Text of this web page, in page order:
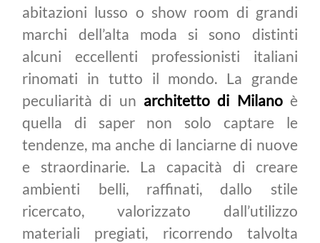
abitazioni lusso o show room di grandi
marchi dell’alta moda si sono distinti
alcuni eccellenti professionisti italiani
rinomati in tutto il mondo. La grande
peculiarità di un architetto di Milanoè
quella di saper non solo captare le
tendenze, ma anche di lanciarne di nuove
e straordinarie. La capacità di creare
ambienti belli, raffinati, dallo stile
ricercato, valorizzato dall’utilizzo
materiali pregiati, ricorrendo talvolta